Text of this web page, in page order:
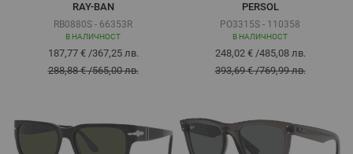
RAY-BAN
RB0880S - 66353R
В НАЛИЧНОСТ
187,77 €/367,25 лв.
288,88 €/565,00 лв.
PERSOL
PO3315S - 110358
В НАЛИЧНОСТ
248,02 €/485,08 лв.
393,69 €/769,99 лв.